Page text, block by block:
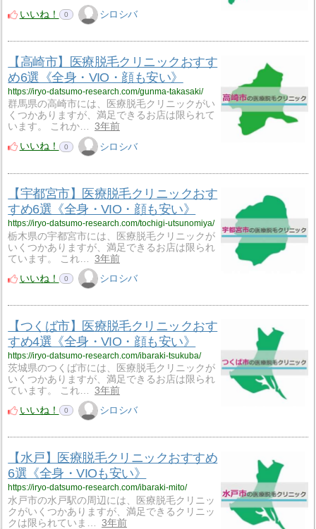
いいね！
0 シロシバ
【高崎市】医療脱毛クリニックおすす
め6選《全身・VIO・顔も安い》
https://iryo-datsumo-research.com/gunma-takasaki/
群馬県の高崎市には、医療脱毛クリニックがい
くつかありますが、満足できるお店は限られて
います。 これか…
3年前
いいね！
0 シロシバ
【宇都宮市】医療脱毛クリニックおす
すめ6選《全身・VIO・顔も安い》
https://iryo-datsumo-research.com/tochigi-utsunomiya/
栃木県の宇都宮市には、医療脱毛クリニックが
いくつかありますが、満足できるお店は限られ
ています。 これ…
3年前
いいね！
0 シロシバ
【つくば市】医療脱毛クリニックおす
すめ4選《全身・VIO・顔も安い》
https://iryo-datsumo-research.com/ibaraki-tsukuba/
茨城県のつくば市には、医療脱毛クリニックが
いくつかありますが、満足できるお店は限られ
ています。 これ…
3年前
いいね！
0 シロシバ
【水戸】医療脱毛クリニックおすすめ
6選《全身・VIOも安い》
https://iryo-datsumo-research.com/ibaraki-mito/
水戸市の水戸駅の周辺には、医療脱毛クリニッ
クがいくつかありますが、満足できるクリニッ
クは限られていま…
3年前